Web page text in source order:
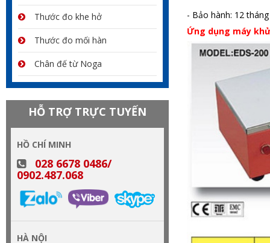
- Bảo hành: 12 tháng
Ứng dụng máy
Thước đo khe hở
Thước đo mối hàn
Chân đế từ Noga
HỖ TRỢ TRỰC TUYẾN
HỒ CHÍ MINH
028 6678 0486/
0902.487.068
HÀ NỘI